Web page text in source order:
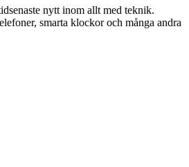
nytt inom allt med teknik.
smarta klockor och många andra